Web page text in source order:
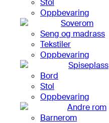
Stol
Oppbevaring
Soverom
Seng og madrass
Tekstiler
Oppbevaring
Spiseplass
Bord
Stol
Oppbevaring
Andre rom
Barnerom